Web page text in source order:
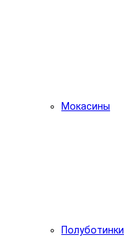
Мокасины
Полуботинки